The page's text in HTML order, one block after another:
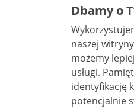
Dbamy o
naszej witryny
możemy
usługi. Pamiętaj, że informacje przechowywane w plikach cookie mogą pozwalać na
identyfikację
potencjalnie